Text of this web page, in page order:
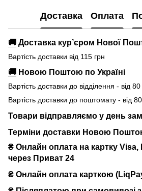
Доставка Оплата
🚚 Доставка кур’єром Нової
Вартість доставки від 115 грн
🚚 Новою Поштою по Україні
Вартість доставки до відділення - від 80
Вартість доставки до поштомату - від
Товари відправляємо у день
Терміни доставки Новою
₴ Онлайн оплата на картку Visa,
через Приват 24
₴ Онлайн оплата карткою